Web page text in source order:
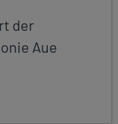
der
Aue